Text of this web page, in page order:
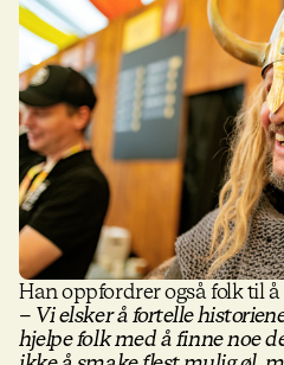
Han oppfordrer også folk til
– Vi elsker å fortelle
hjelpe folk med å finne noe